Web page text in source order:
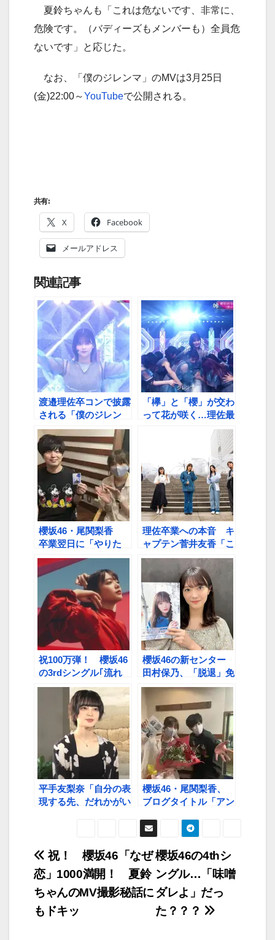
夏鈴ちゃんも「これは危ないです、非常に、
危険です。（バディーズもメンバーも）全員危
ないです」と応じた。
なお、「僕のジレンマ」のMVは3月25日
(金)22:00～YouTubeで公開される。
共有:
X Facebook
メールアドレス
関連記事
渡邉理佐卒コンで披露
される「僕のジレン
マ」フルサイズパフォ
ーマンス、ふーちゃん
「私がBuddiesだった
もう泣いちゃう」【櫻
坂46・渡邉理佐 卒
業記念3夜
SHOWROOM配信～
第１夜②】
「欅」と「櫻」が交わ
って花が咲く…理佐最
後のセンター曲「僕の
ジレンマ」秘話【「そ
こさく」理佐卒業回前
編から③】
櫻坂46・尾関梨香
卒業翌日に「やりた
い！」意外なこと【と
ーやま校長、おぜっぴ
ー最後のラジオ対談
①】
理佐卒業への本音 キ
ャプテン菅井友香「こ
れから理佐のいないグ
ループ生活が始まるん
だな…」【「そこさ
く」理佐卒業回前編か
ら②】
祝100万弾！ 櫻坂46
の3rdシングル｢流れ
弾」 MV公開から2
日半で達成
櫻坂46の新センター
田村保乃、「脱退」免
れる
平手友梨奈「自分の表
現する先、だれかがい
櫻坂46・尾関梨香、
ブログタイトル「アン
【とーやま校長、おぜ
っぴー最後のラジオ対
談③】
投
稿
ナ
櫻坂46の4thシ
ングル…「味噌
ダレよ」だっ
た？？？
祝！ 櫻坂46「なぜ
恋」1000満開！ 夏鈴
ちゃんのMV撮影秘話に
もドキッ